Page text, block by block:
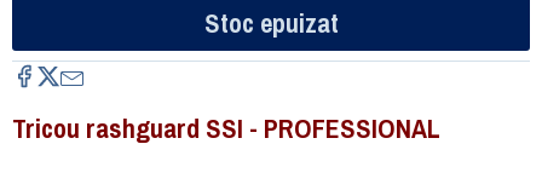
Stoc epuizat
Tricou rashguard SSI - PROFESSIONAL